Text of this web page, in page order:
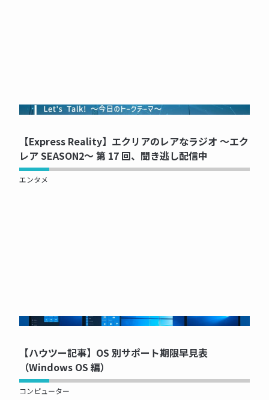
NOW PRINTING...
【Express Reality】エクリアのレアなラジオ ～エク
レア SEASON2～ 第 17 回、聞き逃し配信中
エンタメ
NOW PRINTING...
【ハウツー記事】OS 別サポート期限早見表
（Windows OS 編）
コンピューター